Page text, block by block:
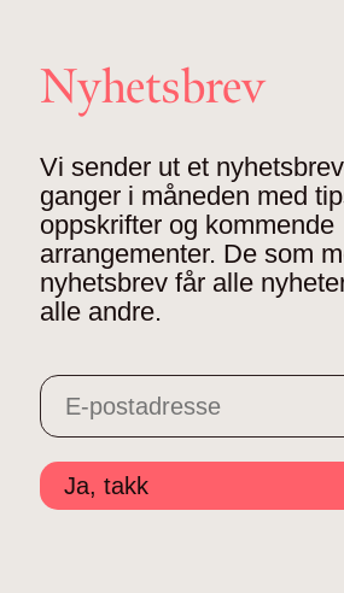
Nyhetsbrev
Vi sender ut et
ganger i måneden med
oppskrifter og kommende
arrangementer. De som
nyhetsbrev får alle
alle andre.
Ja, takk